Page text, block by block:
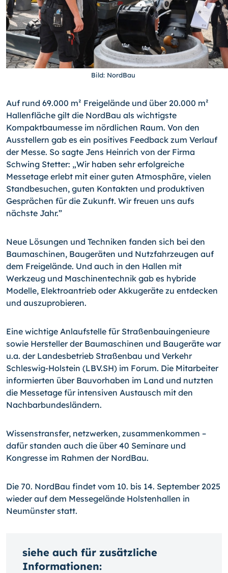
Bild: NordBau
Auf rund 69.000 m² Freigelände und über 20.000 m²
Hallenfläche gilt die NordBau als wichtigste
Kompaktbaumesse im nördlichen Raum. Von den
Ausstellern gab es ein positives Feedback zum Verlauf
der Messe. So sagte Jens Heinrich von der Firma
Schwing Stetter: „Wir haben sehr erfolgreiche
Messetage erlebt mit einer guten Atmosphäre, vielen
Standbesuchen, guten Kontakten und produktiven
Gesprächen für die Zukunft. Wir freuen uns aufs
nächste Jahr.”
Neue Lösungen und Techniken fanden sich bei den
Baumaschinen, Baugeräten und Nutzfahrzeugen auf
dem Freigelände. Und auch in den Hallen mit
Werkzeug und Maschinentechnik gab es hybride
Modelle, Elektroantrieb oder Akkugeräte zu entdecken
und auszuprobieren.
Eine wichtige Anlaufstelle für Straßenbauingenieure
sowie Hersteller der Baumaschinen und Baugeräte war
u.a. der Landesbetrieb Straßenbau und Verkehr
Schleswig-Holstein (LBV.SH) im Forum. Die Mitarbeiter
informierten über Bauvorhaben im Land und nutzten
die Messetage für intensiven Austausch mit den
Nachbarbundesländern.
Wissenstransfer, netzwerken, zusammenkommen –
dafür standen auch die über 40 Seminare und
Kongresse im Rahmen der NordBau.
Die 70. NordBau findet vom 10. bis 14. September 2025
wieder auf dem Messegelände Holstenhallen in
Neumünster statt.
siehe auch für zusätzliche
Informationen: